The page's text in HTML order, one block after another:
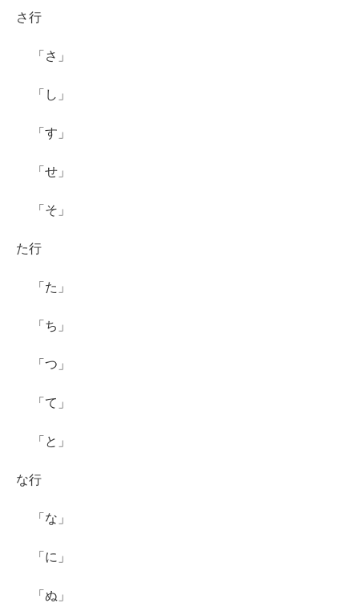
さ行
「さ」
「し」
「す」
「せ」
「そ」
た行
「た」
「ち」
「つ」
「て」
「と」
な行
「な」
「に」
「ぬ」